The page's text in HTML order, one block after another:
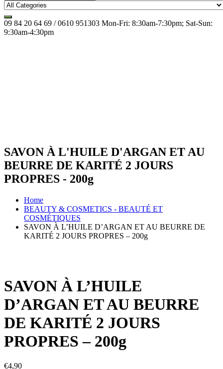
09 84 20 64 69 / 0610 951303 Mon-Fri: 8:30am-7:30pm; Sat-Sun:
9:30am-4:30pm
SAVON À L'HUILE D'ARGAN ET AU
BEURRE DE KARITÉ 2 JOURS
PROPRES - 200g
Home
BEAUTY & COSMETICS - BEAUTÉ ET
COSMÉTIQUES
SAVON À L’HUILE D’ARGAN ET AU BEURRE DE
KARITÉ 2 JOURS PROPRES – 200g
SAVON À L’HUILE
D’ARGAN ET AU BEURRE
DE KARITÉ 2 JOURS
PROPRES – 200g
€4,90